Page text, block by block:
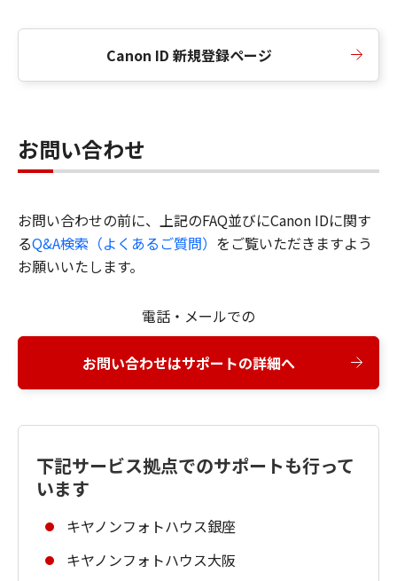
Canon ID 新規登録ページ
お問い合わせ
お問い合わせの前に、上記のFAQ並びにCanon IDに関す
るQ&A検索（よくあるご質問） をご覧いただきますよう
お願いいたします。
電話・メールでの
お問い合わせはサポートの詳細へ
下記サービス拠点でのサポートも行って
います
キヤノンフォトハウス銀座
キヤノンフォトハウス大阪